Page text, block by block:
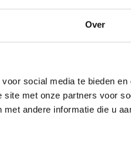
Over
social media te bieden en
site met onze partners voor
andere informatie die u